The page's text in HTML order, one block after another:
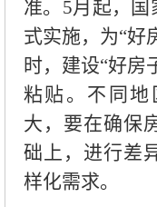
准。5月起，
式实施，为“好
时，建设“好房
粘贴。不同地
大，要在确保
础上，进行差
样化需求。